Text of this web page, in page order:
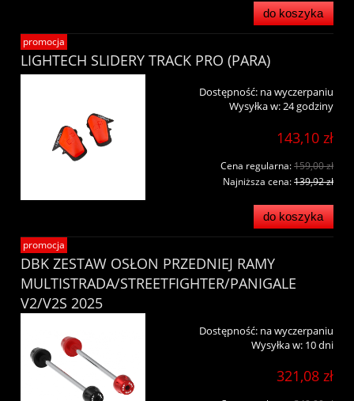
do koszyka
LIGHTECH SLIDERY TRACK PRO (PARA)
Dostępność: na wyczerpaniu
Wysyłka w:24 godziny
143,10 zł
Cena regularna:159,00 zł
Najniższa cena:139,92 zł
do koszyka
promocja
DBK ZESTAW OSŁON PRZEDNIEJ RAMY
MULTISTRADA/STREETFIGHTER/PANIGALE
V2/V2S 2025
Dostępność: na wyczerpaniu
Wysyłka w: 10 dni
321,08 zł
promocja